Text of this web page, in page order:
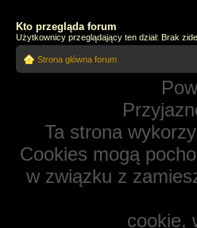
Kto przegląda forum
Użytkownicy przeglądający ten dział: Brak
Strona główna forum
Ta strona
Cookies mogą
w związku z
cookie,